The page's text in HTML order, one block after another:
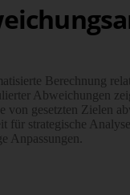
Berechnung
Ab­weichungen
von gesetzten Zielen
für stra­tegische
Anpas­sungen.